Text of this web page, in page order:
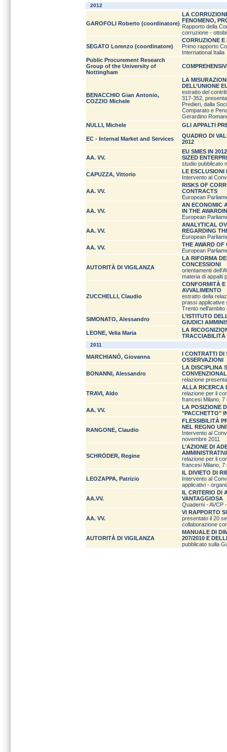
2012
GAROFOLI Roberto (coordinatore)
LA
FENOMENO,
Rapporto della
corruzione -
SEGATO Lorenzo (coordinatore)
CORRUZIONE E
Primo rapporto
International Italia
Public Procurement Research
Group of the University of
Nottingham
BENACCHIO Gian Antonio,
COZZIO Michele
LA
DELL’UNIONE
estratto del
317-352,
Predieri, dalla
Comparato e
Gerardino
NULLI, Michele
GLI APPALTI
EC - Internal Market and Services
QUADRO DI
2012
AA. VV.
EU SMES IN
SIZED
studio pubblicato
CAPUZZA, Vittorio
LE ESCLUSIONI
Intervento al
AA. VV.
RISKS OF
CONTRACTS
European
AA. VV.
AN ECONOMIC
IN THE
European
AA. VV.
ANALYTICAL
REGARDING
European
AA. VV.
THE AWARD OF
European
AUTORITÀ DI VIGILANZA
LA RIFORMA
CONCESSIONI
orientamenti
materia di appalti
ZUCCHELLI, Claudio
CONFORMITÀ
AVVALIMENTO
estratto della
prassi applicative
Trento
SIMONATO, Alessandro
L’ISTITUTO
GIUDICI
LEONE, Velia Maria
LA
TRACCIABILITÀ
2011
MARCHIANÒ, Giovanna
I CONTRATTI DI
OSSERVAZIONI
BONANNI, Alessandro
LA DISCIPLINA
relazione
TRAVI, Aldo
ALLA RICERCA
relazione per il
francesi Milano, 7
AA. VV.
LA POSIZIONE
"PACCHETTO"
RANGONE, Claudio
FLESSIBILITÀ
NEL REGNO
Intervento al
novembre 2011
SCHRÖDER, Regine
L’AZIONE DI
relazione per il
francesi Milano, 7
LEOZAPPA, Patrizio
IL DIVIETO DI
Intervento al
applicativi -
AA.VV.
IL CRITERIO DI
VANTAGGIOSA
Quaderni - AVCP
AA. VV.
VI RAPPORTO
presentato il 20
collaborazione
AUTORITÀ DI VIGILANZA
MANUALE DI
207/2010 E
pubblicato sulla